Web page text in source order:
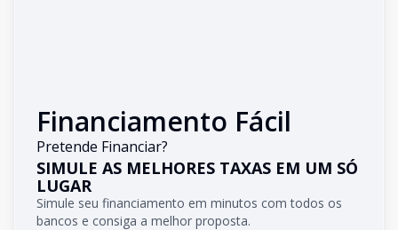
Financiamento Fácil
Pretende Financiar?
SIMULE AS MELHORES TAXAS EM UM SÓ
LUGAR
Simule seu financiamento em minutos com todos os
bancos e consiga a melhor proposta.